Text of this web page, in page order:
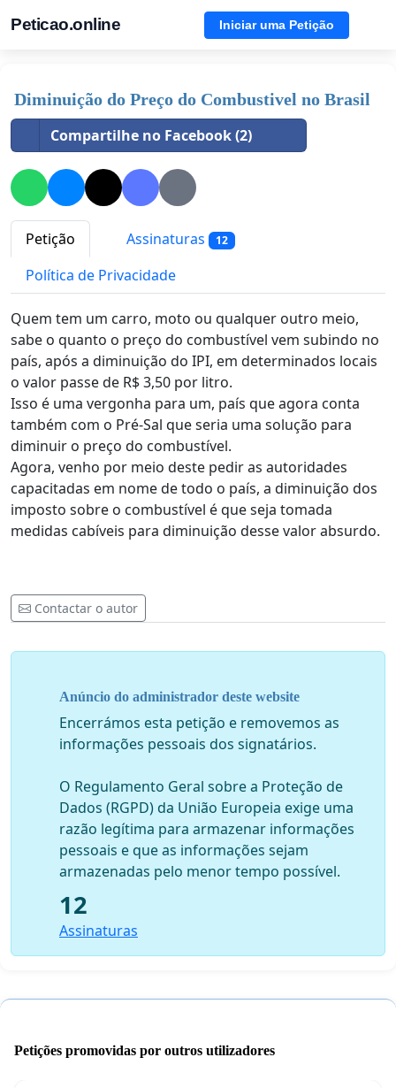
Peticao.online Iniciar uma Petição
Diminuição do Preço do Combustivel no Brasil
Compartilhe no Facebook (2)
Petição Assinaturas 12
Política de Privacidade
Quem tem um carro, moto ou qualquer outro meio,
sabe o quanto o preço do combustível vem subindo no
país, após a diminuição do IPI, em determinados locais
o valor passe de R$ 3,50 por litro.
Isso é uma vergonha para um, país que agora conta
também com o Pré-Sal que seria uma solução para
diminuir o preço do combustível.
Agora, venho por meio deste pedir as autoridades
capacitadas em nome de todo o país, a diminuição dos
imposto sobre o combustível é que seja tomada
medidas cabíveis para diminuição desse valor absurdo.
Contactar o autor
Anúncio do administrador deste website
Encerrámos esta petição e removemos as
informações pessoais dos signatários.
O Regulamento Geral sobre a Proteção de
Dados (RGPD) da União Europeia exige uma
razão legítima para armazenar informações
pessoais e que as informações sejam
armazenadas pelo menor tempo possível.
12
Assinaturas
Petições promovidas por outros utilizadores